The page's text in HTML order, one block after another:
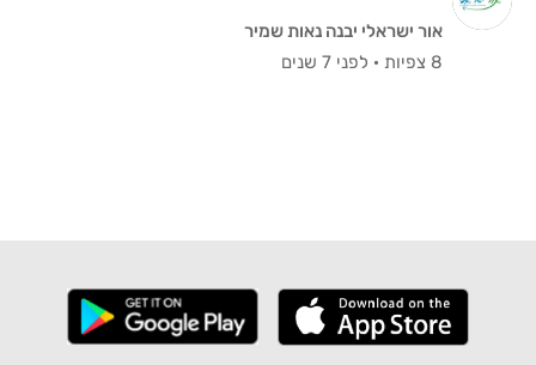
אור ישראלי יבנה נאות שמיר
8 צפיות
· לפני 7 שנים